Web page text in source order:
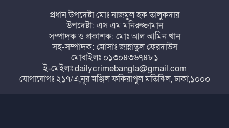
ছয় মাসের কর্মমূল্যায়নে মন্ত্রিসভায় বড়
রদবদলের আভাস, পরিবর্তনের তালিকায় একাধিক মন্ত্রী-প্রতিমন্ত্রী
জলবায়ু পরিবর্তন মোকাবিলায়
নারীকেন্দ্রিক অভিযোজন কৌশল, সহনশীল বাংলাদেশ গড়তে বড়
প্রধান উপদেষ্টা মোঃ নাজমুল হক তালুকদার
উপদেষ্টা: এস এম মনিরুজ্জামান
সম্পাদক ও প্রকাশক: মোঃ আল আমিন খান
সহ-সম্পাদক: মোসাঃ জান্নাতুল ফেরদাউস
মোবাইলঃ ০১৩০৪৩৬৭৪৮১
ই-মেইলঃ dailycrimebangla@gmail.com
যোগাযোগঃ ২১৭/এ,নূর মঞ্জিল ফকিরাপুল মতিঝিল, ঢাকা,১০০০